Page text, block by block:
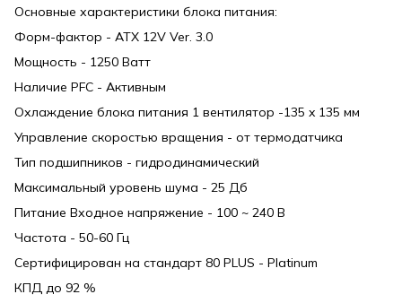
Основные характеристики блока питания:
Форм-фактор - ATX 12V Ver. 3.0
Мощность - 1250 Ватт
Наличие PFC - Активным
Охлаждение блока питания 1 вентилятор -135 x 135 мм
Управление скоростью вращения - от термодатчика
Тип подшипников - гидродинамический
Максимальный уровень шума - 25 Дб
Питание Входное напряжение - 100 ~ 240 В
Частота - 50-60 Гц
Сертифицирован на стандарт 80 PLUS - Platinum
КПД до 92 %